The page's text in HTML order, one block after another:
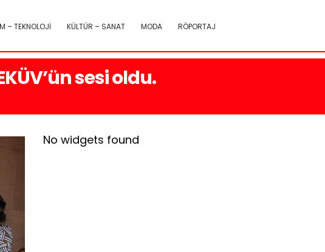
– TEKNOLOJİ KÜLTÜR – SANAT MODA RÖPORTAJ
sesi oldu.
No widgets found